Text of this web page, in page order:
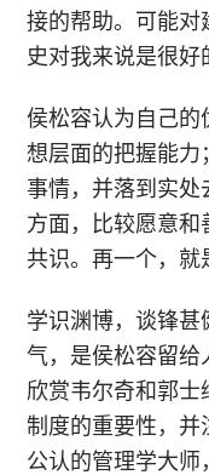
接的帮助。可能对
史对我来说是很好
侯松容认为自己的
想层面的把握能力
事情，并落到实处
方面，比较愿意
共识。再一个，就
学识渊博，谈锋甚
气，是侯松容留给
欣赏韦尔奇和郭士
制度的重要性，并
公认的管理学大师